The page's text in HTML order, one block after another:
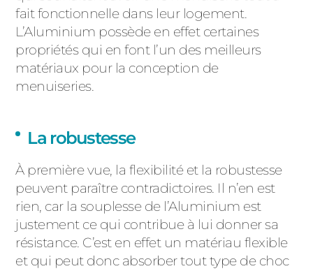
fait fonctionnelle dans leur logement.
L’Aluminium possède en effet certaines
propriétés qui en font l’un des meilleurs
matériaux pour la conception de
menuiseries.
La robustesse
À première vue, la flexibilité et la robustesse
peuvent paraître contradictoires. Il n’en est
rien, car la souplesse de l’Aluminium est
justement ce qui contribue à lui donner sa
résistance. C’est en effet un matériau flexible
et qui peut donc absorber tout type de choc